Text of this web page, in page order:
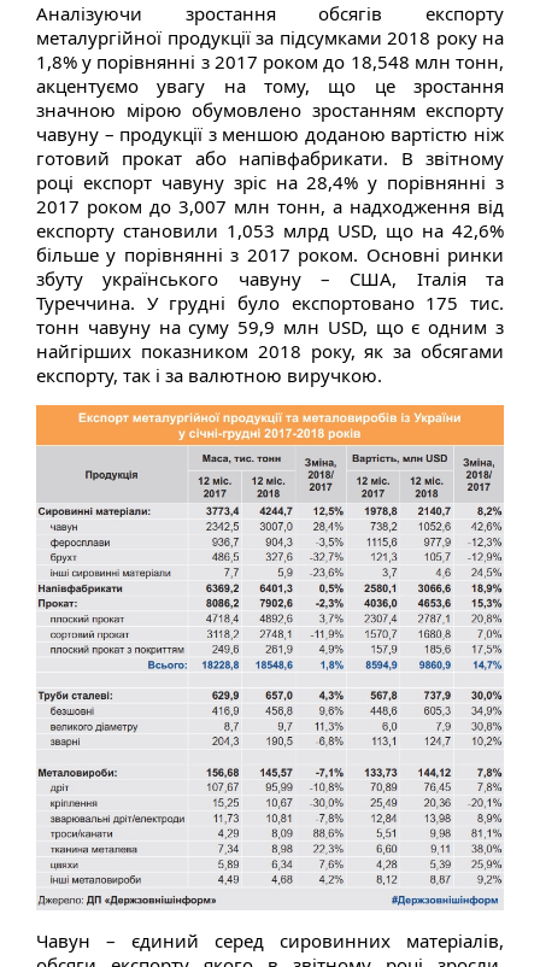
Аналізуючи зростання обсягів експорту
металургійної продукції за підсумками 2018 року на
1,8% у порівнянні з 2017 роком до 18,548 млн тонн,
акцентуємо увагу на тому, що це зростання
значною мірою обумовлено зростанням експорту
чавуну – продукції з меншою доданою вартістю ніж
готовий прокат або напівфабрикати. В звітному
році експорт чавуну зріс на 28,4% у порівнянні з
2017 роком до 3,007 млн тонн, а надходження від
експорту становили 1,053 млрд USD, що на 42,6%
більше у порівнянні з 2017 роком. Основні ринки
збуту українського чавуну – США, Італія та
Туреччина. У грудні було експортовано 175 тис.
тонн чавуну на суму 59,9 млн USD, що є одним з
найгірших показником 2018 року, як за обсягами
експорту, так і за валютною виручкою.
Чавун – єдиний серед сировинних матеріалів,